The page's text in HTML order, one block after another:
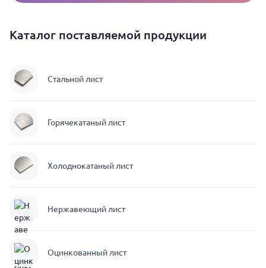
Каталог поставляемой продукции
Стальной лист
Горячекатаный лист
Холоднокатаный лист
Нержавеющий лист
Оцинкованный лист